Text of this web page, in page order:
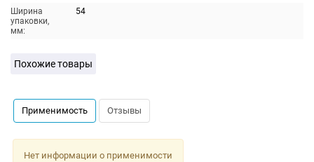
Ширина
упаковки,
мм:
54
Похожие товары
Применимость Отзывы
Нет информации о применимости